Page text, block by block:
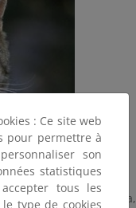
80 cm sin contar la cola,
: Ce site web
pour permettre à
son
statistiques
tous les
type de cookies